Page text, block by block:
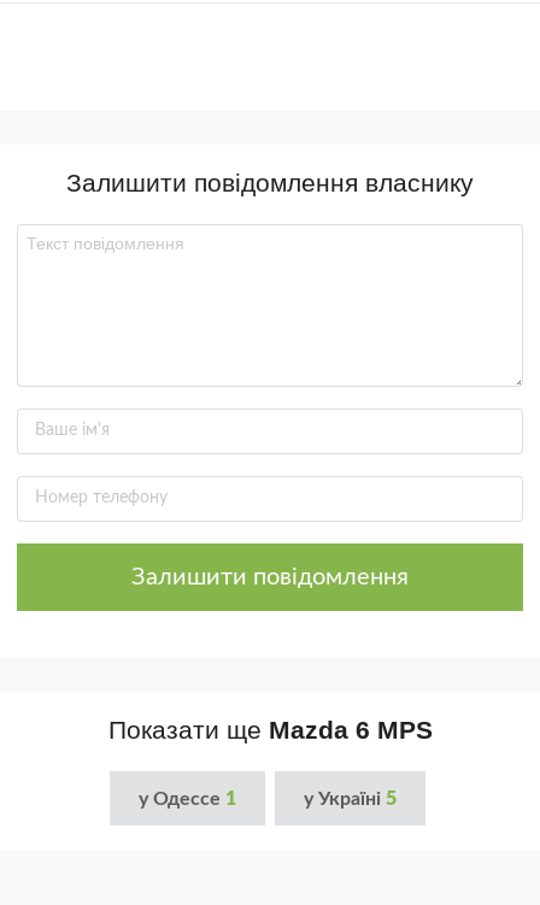
Залишити повідомлення власнику
Залишити повідомлення
Показати ще Mazda 6 MPS
у Одессе 1 у Україні 5